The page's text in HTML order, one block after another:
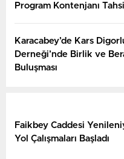
Program Kontenjanı
Karacabey’de Kars
Derneği’nde Birlik ve
Buluşması
Faikbey Caddesi
Yol Çalışmaları Başladı